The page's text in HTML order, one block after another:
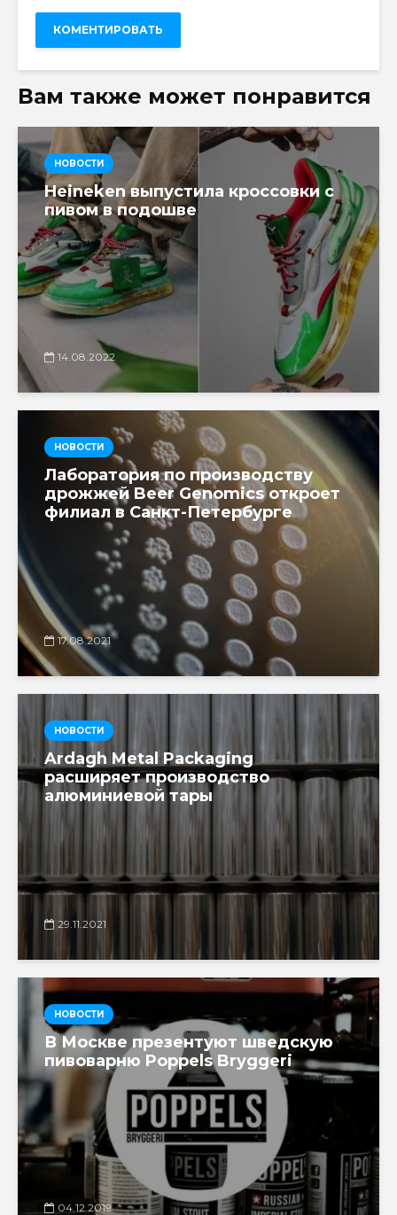
Вам также может понравится
НОВОСТИ
Heineken выпустила кроссовки с
пивом в подошве
14.08.2022
НОВОСТИ
Лаборатория по производству
дрожжей Beer Genomics откроет
филиал в Санкт-Петербурге
17.08.2021
НОВОСТИ
Ardagh Metal Packaging
расширяет производство
алюминиевой тары
29.11.2021
НОВОСТИ
В Москве презентуют шведскую
пивоварню Poppels Bryggeri
04.12.2019